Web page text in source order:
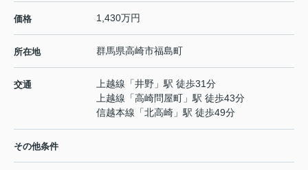
価格 1,430万円
所在地 群馬県高崎市福島町
交通 上越線 「井野 」駅 徒歩31分
上越線 「高崎問屋町 」駅 徒歩43分
信越本線 「北高崎 」駅 徒歩49分
その他条件